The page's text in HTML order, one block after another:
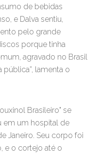
de bebidas
e Dalva sentiu,
pelo grande
porque tinha
agravado no Brasil
lamenta o
Brasileiro" se
em um hospital de
Janeiro. Seu corpo foi
e o cortejo até o